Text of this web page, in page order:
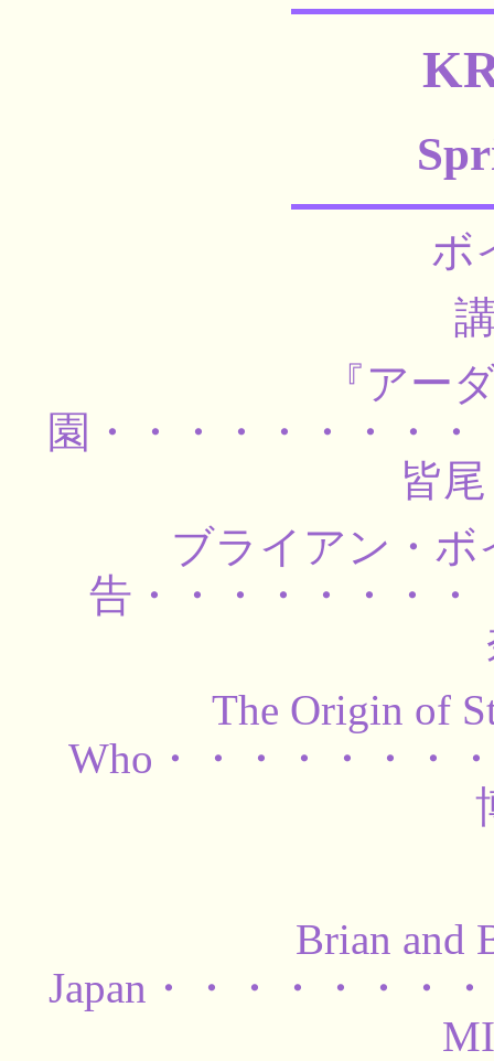
ボ
『アー
園・・・・・・・・
皆
ブライアン・ボ
告・・・・・・・
The Origin of
Who・・・・・・・
Brian and
Japan・・・・・・・